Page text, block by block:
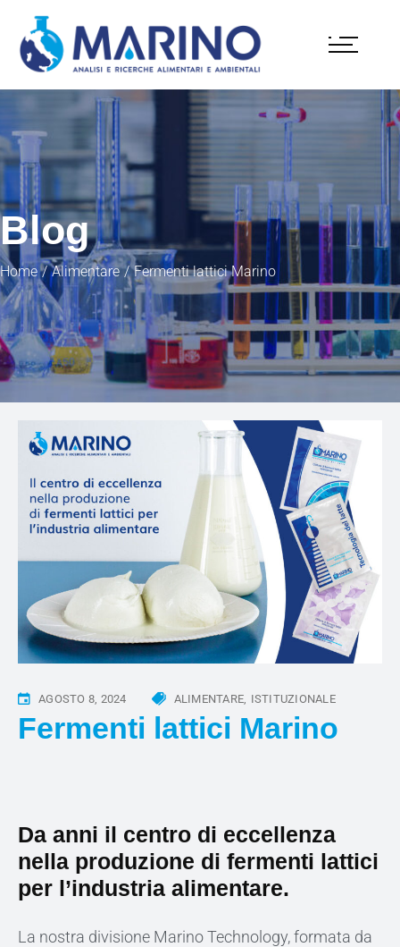
Blog
Home Alimentare Fermenti lattici Marino
AGOSTO 8, 2024 ALIMENTARE ISTITUZIONALE
Fermenti lattici Marino
Da anni il centro di eccellenza
nella produzione di fermenti lattici
per l’industria alimentare.
La nostra divisione Marino Technology, formata da